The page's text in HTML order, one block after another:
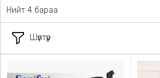
Шүүлтүүр
Нийт 4 бараа